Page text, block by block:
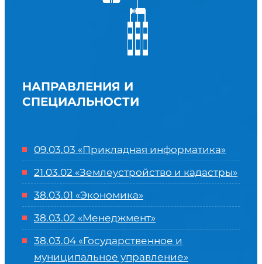
НАПРАВЛЕНИЯ И
СПЕЦИАЛЬНОСТИ
09.03.03 «Прикладная информатика»
21.03.02 «Землеустройство и кадастры»
38.03.01 «Экономика»
38.03.02 «Менеджмент»
38.03.04 «Государственное и
муниципальное управление»